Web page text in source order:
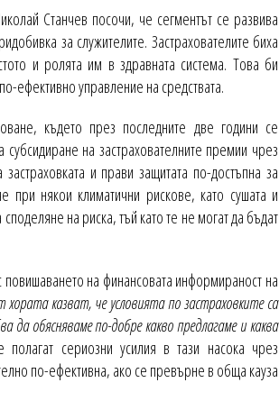
Станчев посочи, че сегментът се развива
за служителите. Застрахователите биха
и ролята им в здравната система. Това би
ефективно управление на средствата.
където през последните две години се
на застрахователните премии чрез
и прави защитата по-достъпна за
някои климатични рискове, като сушата и
на риска, тъй като те не могат да бъдат
на финансовата информираност на
казват, че условията по застраховките са
обясняваме по-добре какво предлагаме и каква
сериозни усилия в тази насока чрез
по-ефективна, ако се превърне в обща кауза